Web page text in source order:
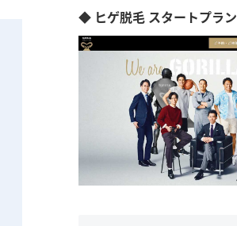
◆ ヒゲ脱毛 スタートプラン